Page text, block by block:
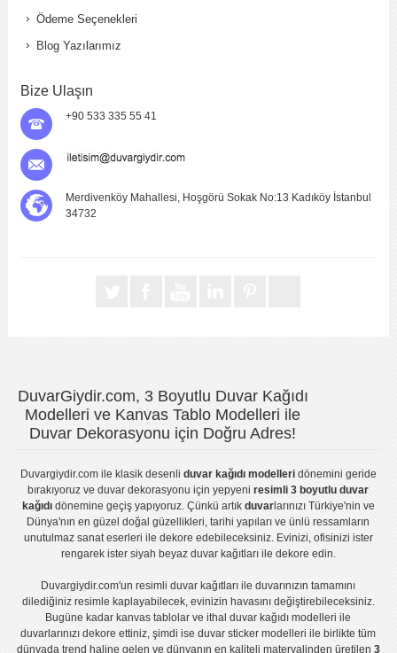
Ödeme Seçenekleri
Blog Yazılarımız
Bize Ulaşın
+90 533 335 55 41
Merdivenköy Mahallesi, Hoşgörü Sokak No:13 Kadıköy İstanbul
34732
DuvarGiydir.com, 3 Boyutlu Duvar Kağıdı
Modelleri ve Kanvas Tablo Modelleri ile
Duvar Dekorasyonu için Doğru Adres!
Duvargiydir.comile klasik desenli duvar kağıdı modelleridönemini geride
bırakıyoruz veduvar dekorasyonu için yepyeniresimli 3 boyutlu duvar
kağıdıdönemine geçiş yapıyoruz. Çünkü artık duvarlarınızı Türkiye'nin ve
Dünya'nın en güzel doğal güzellikleri, tarihi yapıları ve ünlü ressamların
unutulmaz sanat eserleri ile dekore edebileceksiniz. Evinizi, ofisinizi ister
rengarek ister siyah beyaz duvar kağıtlarıile dekore edin.
Duvargiydir.com'unresimli duvar kağıtları ile duvarınızın tamamını
dilediğiniz resimle kaplayabilecek, evinizin havasını değiştirebileceksiniz.
Bugüne kadar kanvas tablo lar veithal duvar kağıdı modelleri ile
duvarlarınızı dekore ettiniz, şimdi iseduvar sticker modelleri ile birlikte tüm
dünyada trend haline gelen ve dünyanın en kaliteli materyalinden üretilen 3